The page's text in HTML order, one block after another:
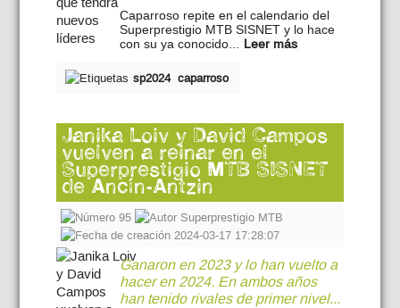
Caparroso repite en el calendario del
Superprestigio MTB SISNET y lo hace
con su ya conocido... Leer más
sp2024 caparroso
Janika Loiv y David Campos
vuelven a reinar en el
Superprestigio MTB SISNET
de Ancín-Antzin
95
Superprestigio MTB
2024-03-17 17:28:07
Ganaron en 2023 y lo han vuelto a
hacer en 2024. En ambos años
han tenido rivales de primer nivel...